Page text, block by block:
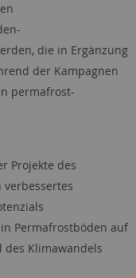
die in Ergänzung
der Kampagnen
permafrost-
Projekte des
verbessertes
Permafrostböden auf
Klimawandels